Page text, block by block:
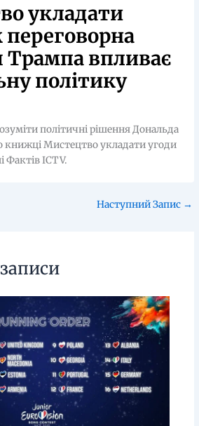
укладати
переговорна
Трампа впливає
політику
політичні рішення Дональда
книжці Мистецтво укладати угоди
Фактів ICTV.
Наступний Запис →